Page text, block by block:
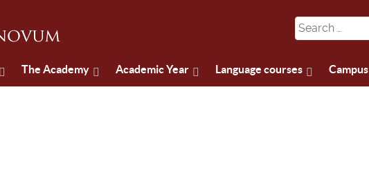
The Academy Academic Year Language courses Campus